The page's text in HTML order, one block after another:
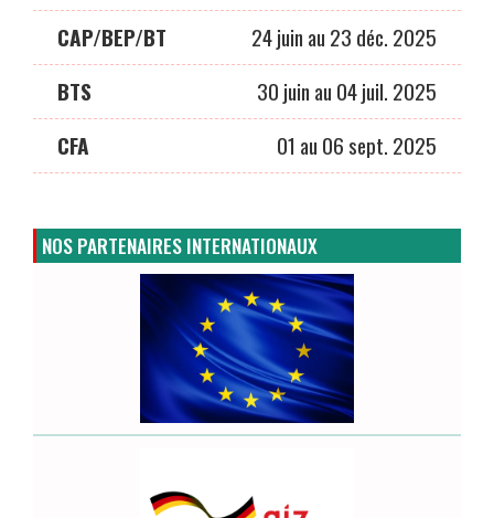
CAP/BEP/BT
24 juin au 23 déc. 2025
BTS
30 juin au 04 juil. 2025
CFA
01 au 06 sept. 2025
NOS PARTENAIRES INTERNATIONAUX